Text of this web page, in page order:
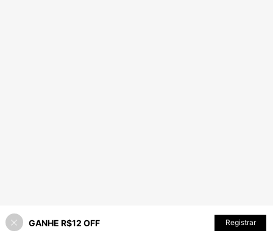
GANHE R$12 OFF Registrar